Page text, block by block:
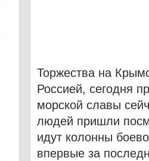
Торжества на
Россией, сегодня
морской славы
людей пришли
идут колонны
впервые за